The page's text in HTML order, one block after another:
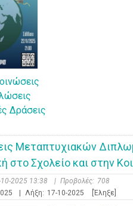
Δράσεις
Μεταπτυχιακών
στο Σχολείο και στην
2025 13:38 | Προβολές: 708
Λήξη: 17-10-2025 [Έληξε]